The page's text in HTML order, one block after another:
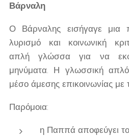
Βάρναλη
Ο Βάρναλης εισήγαγε μια
λυρισμό και κοινωνική
απλή γλώσσα για να
μηνύματα. Η γλωσσική
μέσο άμεσης επικοινωνίας
Παρόμοια:
η Παππά αποφεύγει